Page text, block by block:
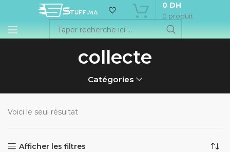
0 produit
0 DH
collecte
Catégories
Voici le seul résultat
Afficher les filtres